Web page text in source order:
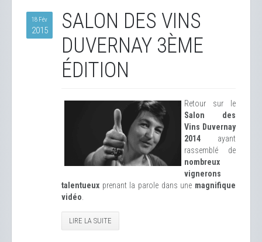
18 Fév
2015
SALON DES VINS
DUVERNAY 3ÈME
ÉDITION
Retour sur le
Salon des
Vins Duvernay
2014 ayant
rassemblé de
nombreux
vignerons
talentueux prenant la parole dans une magnifique
vidéo
LIRE LA SUITE